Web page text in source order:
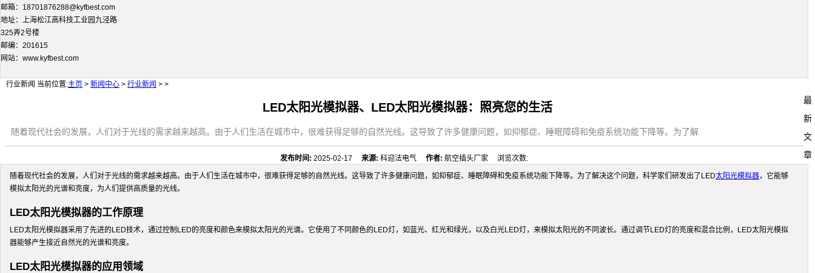
邮箱：18701876288@kyfbest.com
地址：上海松江高科技工业园九泾路
325弄2号楼
邮编：201615
网站：www.kyfbest.com
行业新闻 当前位置:主页 > 新闻中心 > 行业新闻 > >
LED太阳光模拟器、LED太阳光模拟器：照亮您的生活
随着现代社会的发展，人们对于光线的需求越来越高。由于人们生活在城市中，很难获得足够的自然光线。这导致了许多健康问题，如抑郁症、睡眠障碍和免疫系统功能下降等。为了解
发布时间: 2025-02-17来源: 科迎法电气作者: 航空插头厂家 浏览次数:
随着现代社会的发展，人们对于光线的需求越来越高。由于人们生活在城市中，很难获得足够的自然光线。这导致了许多健康问题，如抑郁症、睡眠障碍和免疫系统功能下降等。为了解决这个问题，科学家们研发出了LED太阳光模拟器，它能够
模拟太阳光的光谱和亮度，为人们提供高质量的光线。
LED太阳光模拟器的工作原理
LED太阳光模拟器采用了先进的LED技术，通过控制LED的亮度和颜色来模拟太阳光的光谱。它使用了不同颜色的LED灯，如蓝光、红光和绿光，以及白光LED灯，来模拟太阳光的不同波长。通过调节LED灯的亮度和混合比例，LED太阳光模拟
器能够产生接近自然光的光谱和亮度。
LED太阳光模拟器的应用领域
最
新
文
章